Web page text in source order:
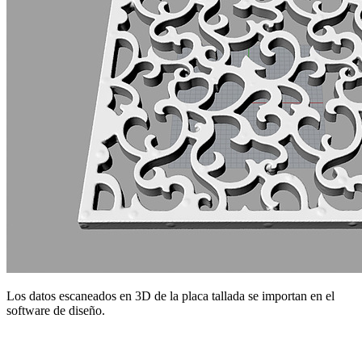
Los datos escaneados en 3D de la placa tallada se importan en el
software de diseño.